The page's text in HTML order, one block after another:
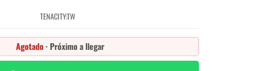
TENACITY:TW
Agotado · Próximo a llegar